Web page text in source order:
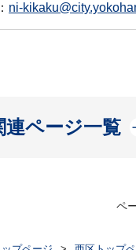
ni-
連ページ一覧
開く
ペ